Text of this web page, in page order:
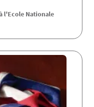
l'Ecole Nationale